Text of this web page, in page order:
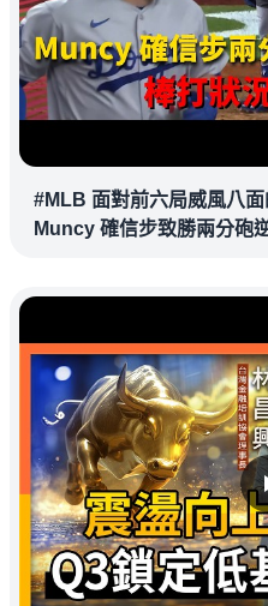
#MLB 面對前六局威風八
Muncy 確信步致勝兩分砲